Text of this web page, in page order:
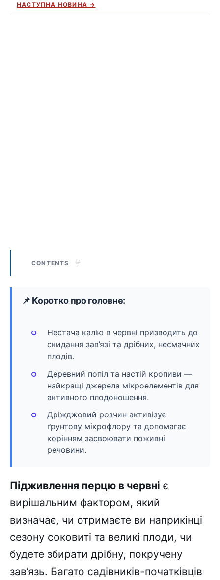
НАСТУПНА НОВИНА →
CONTENTS
📌 Коротко про головне:
Нестача калію в червні призводить до
скидання зав’язі та дрібних, несмачних
плодів.
Деревний попіл та настій кропиви —
найкращі джерела мікроелементів для
активного плодоношення.
Дріжджовий розчин активізує
ґрунтову мікрофлору та допомагає
корінням засвоювати поживні
речовини.
Підживлення перцю в червні є
вирішальним фактором, який
визначає, чи отримаєте ви наприкінці
сезону соковиті та великі плоди, чи
будете збирати дрібну, покручену
зав’язь. Багато садівників-початківців